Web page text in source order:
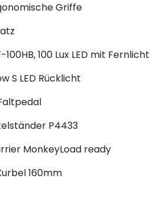
Griffe
100HB, 100 Lux LED mit Fernlicht
S LED Rücklicht
P4433
MonkeyLoad ready
160mm